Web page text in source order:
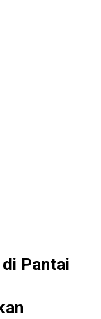
Pantai